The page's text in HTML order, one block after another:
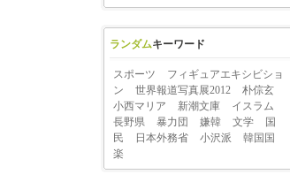
ランダムキーワード
スポーツ
フィギュアエキシビショ
ン
世界報道写真展2012
朴倧玄
小西マリア
新潮文庫
イスラム
長野県
暴力団 嫌韓 文学
国
民
日本外務省 小沢派
韓国国
楽